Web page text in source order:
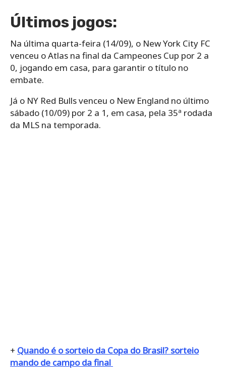
Últimos jogos:
Na última quarta-feira (14/09), o New York City FC
venceu o Atlas na final da Campeones Cup por 2 a
0, jogando em casa, para garantir o título no
embate.
Já o NY Red Bulls venceu o New England no último
sábado (10/09) por 2 a 1, em casa, pela 35ª rodada
da MLS na temporada.
+ Quando é o sorteio da Copa do Brasil? sorteio
mando de campo da final